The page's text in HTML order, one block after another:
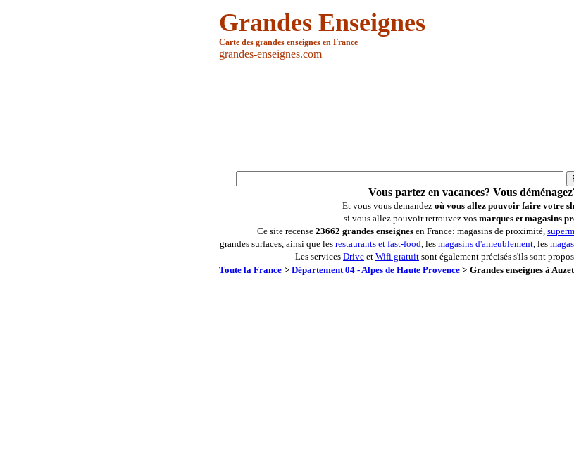
Grandes Enseignes
Carte des grandes enseignes en France
grandes-enseignes.com
Vous partez en vacances? Vous
Et vous vous demandez où vous allez pouvoir faire votre
si vous allez pouvoir retrouvez vos marques et magasins
Ce site recense 23662 grandes enseignes en France: magasins de proximité,
grandes surfaces, ainsi que les restaurants et fast-food, les magasins d'ameublement, les
Les services Drive et Wifi gratuit sont également précisés s'ils sont
Toute la France > Département 04 - Alpes de Haute Provence > Grandes enseignes à